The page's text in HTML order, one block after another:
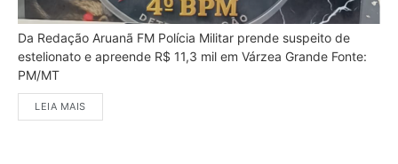
Da Redação Aruanã FM Polícia Militar prende suspeito de
estelionato e apreende R$ 11,3 mil em Várzea Grande Fonte:
PM/MT
LEIA MAIS